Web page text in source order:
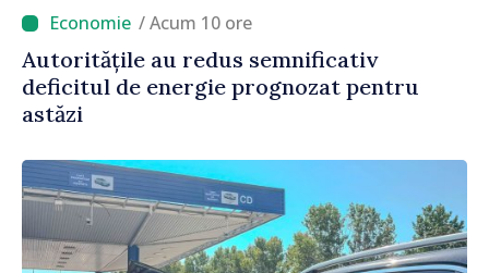
/ Acum 10 ore
Autoritățile au redus semnificativ
deficitul de energie prognozat pentru
astăzi